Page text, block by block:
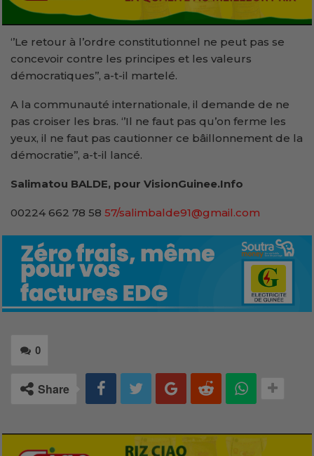
‘’Le retour à l’ordre constitutionnel ne peut pas se
concevoir contre les principes et les valeurs
démocratiques’’, a-t-il martelé.
A la communauté internationale, il demande de ne
pas croiser les bras. ‘’Il ne faut pas qu’on ferme les
yeux, il ne faut pas cautionner ce bâillonnement de la
démocratie’’, a-t-il lancé.
Salimatou BALDE, pour VisionGuinee.Info
00224 662 78 58 57/salimbalde91@gmail.com
0
Share